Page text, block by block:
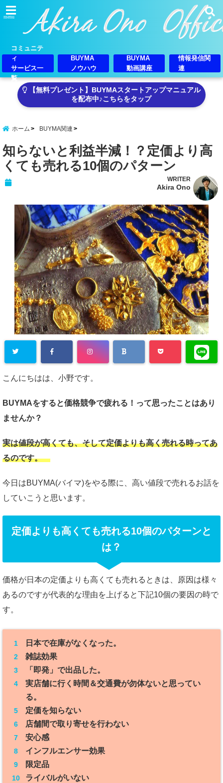
menu
コミュニテ
ィ
サービス一
覧
BUYMA
ノウハウ
BUYMA
動画講座
情報発信関
連
【無料プレゼント】BUYMAスタートアップマニュアル
を配布中♪こちらをタップ
ホーム BUYMA関連
知らないと利益半減！？定価より高
くても売れる10個のパターン
WRITER
Akira Ono
こんにちはは、小野です。
BUYMAをすると価格競争で疲れる！って思ったことはあり
ませんか？
実は値段が高くても、そして定価よりも高く売れる時ってあ
るのです。
今日はBUYMA(バイマ)をやる際に、高い値段で売れるお話を
していこうと思います。
定価よりも高くても売れる10個のパターンと
は？
価格が日本の定価よりも高くても売れるときは、原因は様々
あるのですが代表的な理由を上げると下記10個の要因の時で
す。
日本で在庫がなくなった。
雑誌効果
「即発」で出品した。
実店舗に行く時間＆交通費が勿体ないと思ってい
る。
定価を知らない
店舗間で取り寄せを行わない
安心感
インフルエンサー効果
限定品
ライバルがいない